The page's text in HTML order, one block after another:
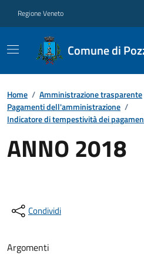
Regione Veneto
Comune di
Home / Amministrazione trasparente
Pagamenti dell'amministrazione /
Indicatore di tempestività dei
ANNO 2018
Condividi
Argomenti